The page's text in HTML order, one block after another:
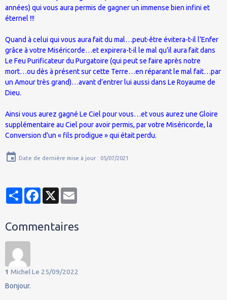
années) qui vous aura permis de gagner un immense bien infini et
éternel !!!
Quand à celui qui vous aura fait du mal…peut-être évitera-t-il l’Enfer
grâce à votre Miséricorde…et expirera-t-il le mal qu’il aura fait dans
Le Feu Purificateur du Purgatoire (qui peut se faire après notre
mort…ou dès à présent sur cette Terre…en réparant le mal fait…par
un Amour très grand)…avant d’entrer lui aussi dans Le Royaume de
Dieu.
Ainsi vous aurez gagné Le Ciel pour vous…et vous aurez une Gloire
supplémentaire au Ciel pour avoir permis, par votre Miséricorde, la
Conversion d’un « fils prodigue » qui était perdu.
Date de dernière mise à jour : 05/07/2021
PartagerFacebook
X
Commentaires
1 MichelLe 25/09/2022
Bonjour.